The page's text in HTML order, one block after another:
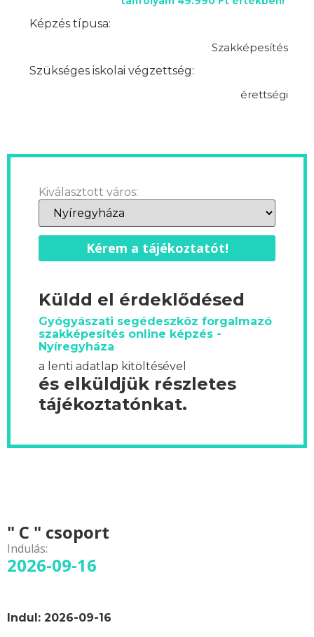
Képzés típusa:
Szakképesítés
Szükséges iskolai végzettség:
érettségi
Kiválasztott város:
Kérem a tájékoztatót!
Küldd el érdeklődésed
Gyógyászati segédeszköz forgalmazó
szakképesítés online képzés -
Nyíregyháza
a lenti adatlap kitöltésével
és elküldjük részletes
tájékoztatónkat.
" C " csoport
Indulás:
2026-09-16
Indul: 2026-09-16